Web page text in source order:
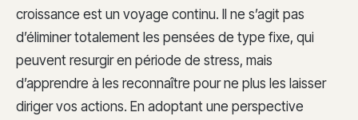
croissance est un voyage continu. Il ne s’agit pas
d’éliminer totalement les pensées de type fixe, qui
peuvent resurgir en période de stress, mais
d’apprendre à les reconnaître pour ne plus les laisser
diriger vos actions. En adoptant une perspective